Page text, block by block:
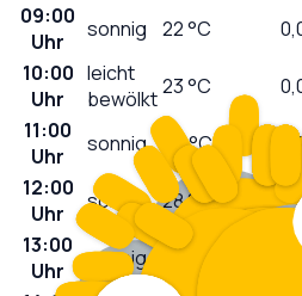
09:00
Uhr
sonnig 22°C
10:00
Uhr
leicht
bewölkt23°C
11:00
Uhr
sonnig 25°C 0,0
12:00
Uhr
sonnig 28°C
13:00
Uhr
sonnig 29 °C